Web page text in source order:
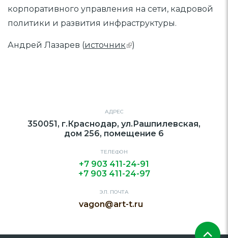
корпоративного управления на сети, кадровой
политики и развития инфраструктуры.
Андрей Лазарев (источник )
АДРЕС
350051, г.Краснодар, ул.Рашпилевская,
дом 256, помещение 6
ТЕЛЕФОН
+7 903 411-24-91
+7 903 411-24-97
ЭЛ. ПОЧТА
vagon@art-t.ru